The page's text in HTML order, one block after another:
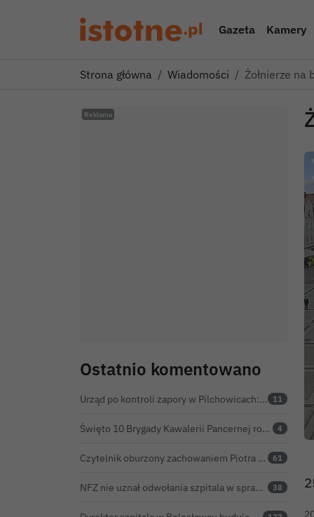
Gazeta Kamery
Strona główna Wiadomości Żołnierze na
Ostatnio komentowano
Urząd po kontroli zapory w Pilchowicach: 23,47 tony martwych ryb i zawiadomienie do prokuratury 11
Święto 10 Brygady Kawalerii Pancernej rozpoczęte. Za żołnierzami pierwszy dzień uroczystości 4
Czytelnik oburzony zachowaniem Piotra Romana na rocznicy prezydentury Karola Nawrockiego. Obejrzeliśmy nagranie 61
NFZ nie uznał odwołania szpitala w sprawie prawie 5,9 mln zł. Barczyk: rozważamy sąd 38